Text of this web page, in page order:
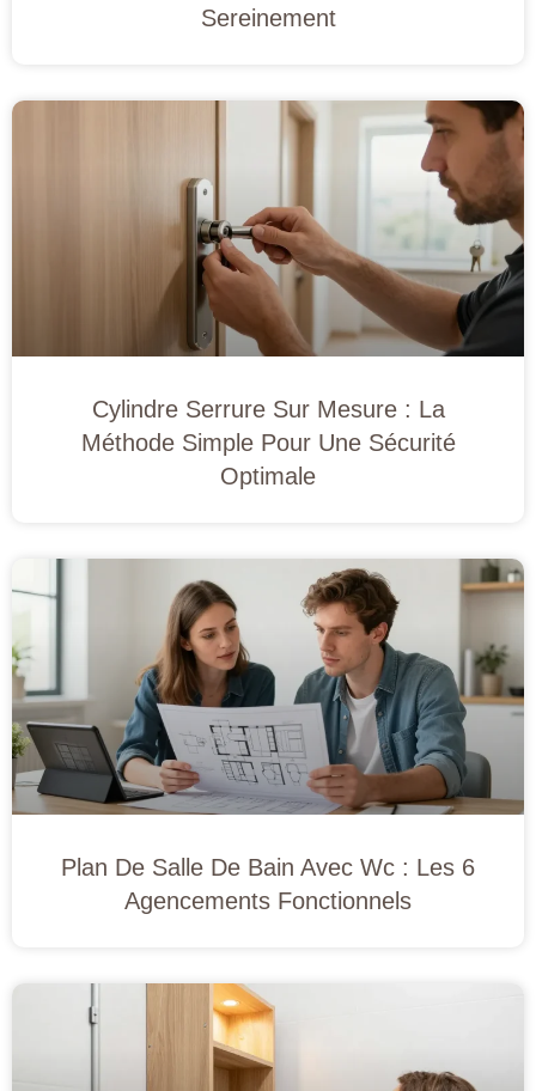
Sereinement
Cylindre Serrure Sur Mesure : La
Méthode Simple Pour Une Sécurité
Optimale
Plan De Salle De Bain Avec Wc : Les 6
Agencements Fonctionnels